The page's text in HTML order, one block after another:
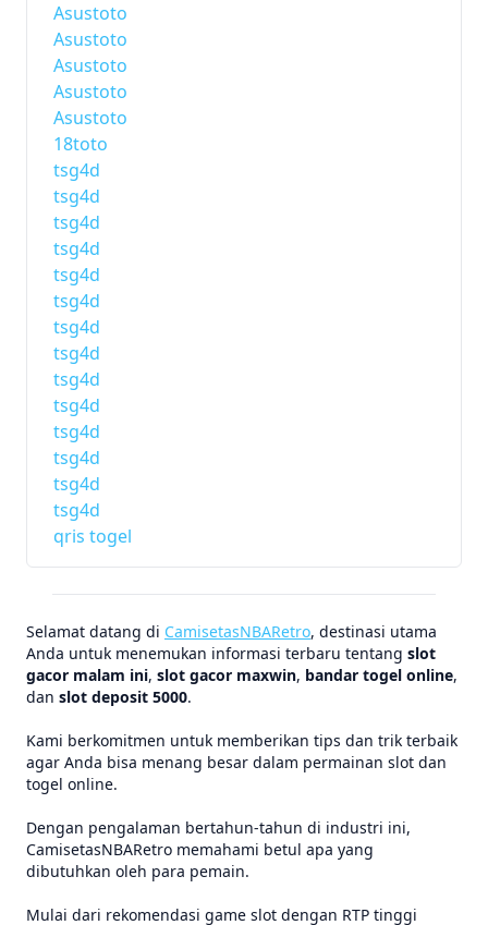
Asustoto
Asustoto
Asustoto
Asustoto
Asustoto
18toto
tsg4d
tsg4d
tsg4d
tsg4d
tsg4d
tsg4d
tsg4d
tsg4d
tsg4d
tsg4d
tsg4d
tsg4d
tsg4d
tsg4d
qris togel
Selamat datang di CamisetasNBARetro, destinasi utama
Anda untuk menemukan informasi terbaru tentang slot
gacor malam ini, slot gacor maxwin, bandar togel online,
dan slot deposit 5000.
Kami berkomitmen untuk memberikan tips dan trik terbaik
agar Anda bisa menang besar dalam permainan slot dan
togel online.
Dengan pengalaman bertahun-tahun di industri ini,
CamisetasNBARetro memahami betul apa yang
dibutuhkan oleh para pemain.
Mulai dari rekomendasi game slot dengan RTP tinggi